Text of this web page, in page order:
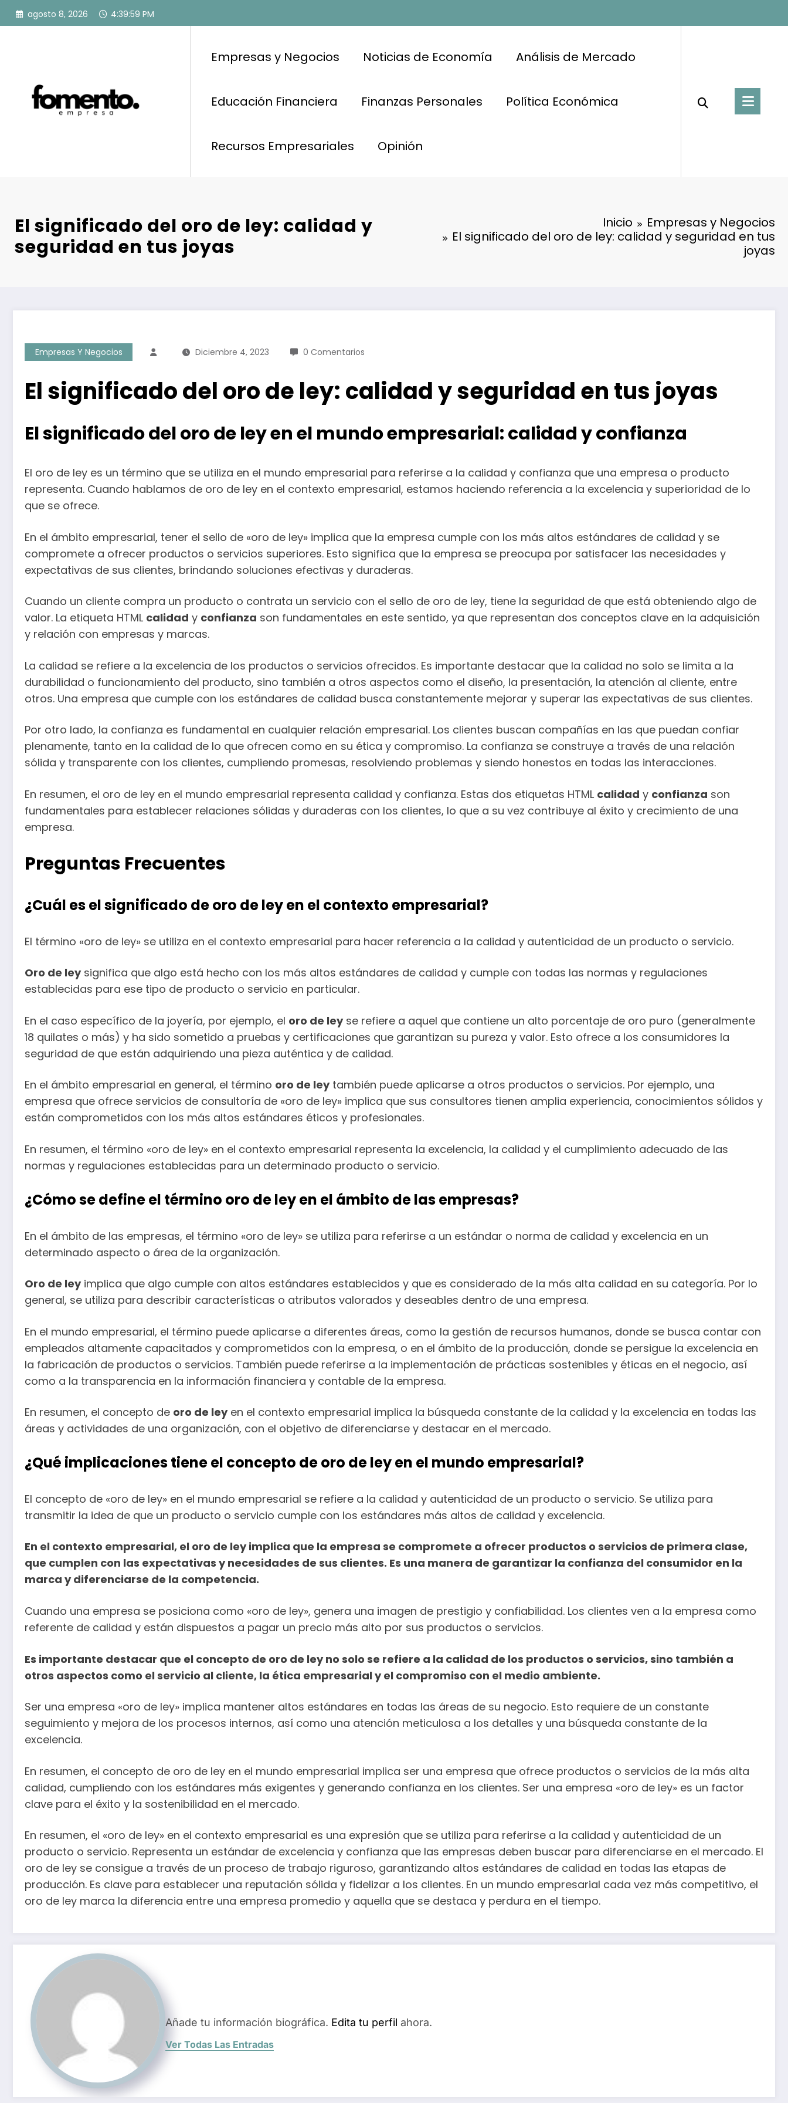
Saltar
agosto 8, 2026 4:39:59 PM
Empresas y Negocios Noticias de Economía Análisis de Mercado
Educación Financiera Finanzas Personales Política Económica
Recursos Empresariales Opinión
El significado del oro de ley: calidad y
seguridad en tus joyas
Inicio
Empresas y Negocios
El significado del oro de ley: calidad y seguridad en tus
joyas
Empresas Y Negocios Diciembre 4, 2023 0 Comentarios
El significado del oro de ley: calidad y seguridad en tus joyas
El significado del oro de ley en el mundo empresarial: calidad y confianza
El oro de ley es un término que se utiliza en el mundo empresarial para referirse a la calidad y confianza que una empresa o producto
representa. Cuando hablamos de oro de ley en el contexto empresarial, estamos haciendo referencia a la excelencia y superioridad de lo
que se ofrece.
En el ámbito empresarial, tener el sello de «oro de ley» implica que la empresa cumple con los más altos estándares de calidad y se
compromete a ofrecer productos o servicios superiores. Esto significa que la empresa se preocupa por satisfacer las necesidades y
expectativas de sus clientes, brindando soluciones efectivas y duraderas.
Cuando un cliente compra un producto o contrata un servicio con el sello de oro de ley, tiene la seguridad de que está obteniendo algo de
valor. La etiqueta HTML calidad y confianza son fundamentales en este sentido, ya que representan dos conceptos clave en la adquisición
y relación con empresas y marcas.
La calidad se refiere a la excelencia de los productos o servicios ofrecidos. Es importante destacar que la calidad no solo se limita a la
durabilidad o funcionamiento del producto, sino también a otros aspectos como el diseño, la presentación, la atención al cliente, entre
otros. Una empresa que cumple con los estándares de calidad busca constantemente mejorar y superar las expectativas de sus clientes.
Por otro lado, la confianza es fundamental en cualquier relación empresarial. Los clientes buscan compañías en las que puedan confiar
plenamente, tanto en la calidad de lo que ofrecen como en su ética y compromiso. La confianza se construye a través de una relación
sólida y transparente con los clientes, cumpliendo promesas, resolviendo problemas y siendo honestos en todas las interacciones.
En resumen, el oro de ley en el mundo empresarial representa calidad y confianza. Estas dos etiquetas HTML calidad y confianza son
fundamentales para establecer relaciones sólidas y duraderas con los clientes, lo que a su vez contribuye al éxito y crecimiento de una
empresa.
Preguntas Frecuentes
¿Cuál es el significado de oro de ley en el contexto empresarial?
El término «oro de ley» se utiliza en el contexto empresarial para hacer referencia a la calidad y autenticidad de un producto o servicio.
Oro de leysignifica que algo está hecho con los más altos estándares de calidad y cumple con todas las normas y regulaciones
establecidas para ese tipo de producto o servicio en particular.
En el caso específico de la joyería, por ejemplo, el oro de leyse refiere a aquel que contiene un alto porcentaje de oro puro (generalmente
18 quilates o más) y ha sido sometido a pruebas y certificaciones que garantizan su pureza y valor. Esto ofrece a los consumidores la
seguridad de que están adquiriendo una pieza auténtica y de calidad.
En el ámbito empresarial en general, el término oro de leytambién puede aplicarse a otros productos o servicios. Por ejemplo, una
empresa que ofrece servicios de consultoría de «oro de ley» implica que sus consultores tienen amplia experiencia, conocimientos sólidos y
están comprometidos con los más altos estándares éticos y profesionales.
En resumen, el término «oro de ley» en el contexto empresarial representa la excelencia, la calidad y el cumplimiento adecuado de las
normas y regulaciones establecidas para un determinado producto o servicio.
¿Cómo se define el término oro de ley en el ámbito de las empresas?
En el ámbito de las empresas, el término «oro de ley» se utiliza para referirse a un estándar o norma de calidad y excelencia en un
determinado aspecto o área de la organización.
Oro de leyimplica que algo cumple con altos estándares establecidos y que es considerado de la más alta calidad en su categoría. Por lo
general, se utiliza para describir características o atributos valorados y deseables dentro de una empresa.
En el mundo empresarial, el término puede aplicarse a diferentes áreas, como la gestión de recursos humanos, donde se busca contar con
empleados altamente capacitados y comprometidos con la empresa, o en el ámbito de la producción, donde se persigue la excelencia en
la fabricación de productos o servicios. También puede referirse a la implementación de prácticas sostenibles y éticas en el negocio, así
como a la transparencia en la información financiera y contable de la empresa.
En resumen, el concepto de oro de leyen el contexto empresarial implica la búsqueda constante de la calidad y la excelencia en todas las
áreas y actividades de una organización, con el objetivo de diferenciarse y destacar en el mercado.
¿Qué implicaciones tiene el concepto de oro de ley en el mundo empresarial?
El concepto de «oro de ley» en el mundo empresarial se refiere a la calidad y autenticidad de un producto o servicio. Se utiliza para
transmitir la idea de que un producto o servicio cumple con los estándares más altos de calidad y excelencia.
En el contexto empresarial, el oro de leyimplica que la empresa se compromete a ofrecer productos o servicios de primera clase,
que cumplen con las expectativas y necesidades de sus clientes. Es una manera de garantizar la confianza del consumidor en la
marca y diferenciarse de la competencia.
Cuando una empresa se posiciona como «oro de ley», genera una imagen de prestigio y confiabilidad. Los clientes ven a la empresa como
referente de calidad y están dispuestos a pagar un precio más alto por sus productos o servicios.
Es importante destacar que el concepto de oro de ley no solo se refiere a la calidad de los productos o servicios, sino también a
otros aspectos como el servicio al cliente, la ética empresarial y el compromiso con el medio ambiente.
Ser una empresa «oro de ley» implica mantener altos estándares en todas las áreas de su negocio. Esto requiere de un constante
seguimiento y mejora de los procesos internos, así como una atención meticulosa a los detalles y una búsqueda constante de la
excelencia.
En resumen, el concepto de oro de ley en el mundo empresarial implica ser una empresa que ofrece productos o servicios de la más alta
calidad, cumpliendo con los estándares más exigentes y generando confianza en los clientes. Ser una empresa «oro de ley» es un factor
clave para el éxito y la sostenibilidad en el mercado.
En resumen, el «oro de ley» en el contexto empresarial es una expresión que se utiliza para referirse a la calidad y autenticidad de un
producto o servicio. Representa un estándar de excelencia y confianza que las empresas deben buscar para diferenciarse en el mercado. El
oro de ley se consigue a través de un proceso de trabajo riguroso, garantizando altos estándares de calidad en todas las etapas de
producción. Es clave para establecer una reputación sólida y fidelizar a los clientes. En un mundo empresarial cada vez más competitivo, el
oro de ley marca la diferencia entre una empresa promedio y aquella que se destaca y perdura en el tiempo.
Añade tu información biográfica. Edita tu perfil ahora.
Ver Todas Las Entradas